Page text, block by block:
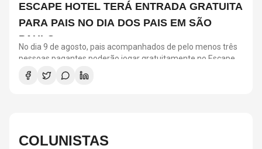
ESCAPE HOTEL TERÁ ENTRADA GRATUITA
PARA PAIS NO DIA DOS PAIS EM SÃO
PAULO
No dia 9 de agosto, pais acompanhados de pelo menos três
pessoas pagantes poderão jogar gratuitamente no Escape
Hotel, em São Paulo. A promoção vale das 10h às 22h nas
unidades da Faria Lima e de Moema. O espaço oferece 13
COLUNISTAS